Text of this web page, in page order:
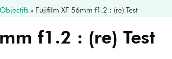
Objectifs » Fujifilm XF 56mm f1.2 : (re) Test
f1.2 : (re) Test